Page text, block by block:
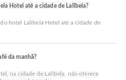
Hotel até a cidade de Lalībela?
hotel Lalibela Hotel até a cidade de
da manhã?
na cidade de Lalībela, não oferece